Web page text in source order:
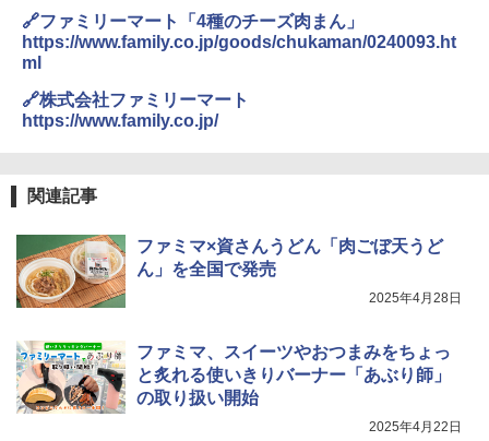
3
カップヌードル レギュラー 日清食品 カ
ップ麺 78g×20個
￥3,248
￥2,323
3
高効率 15L 一人暮らし 二人暮らし スチ
ーム調理 フラットテーブル トースト機
￥26,130
4
0℃ 1段調理 フラットテーブル 電子レン
ジ 赤外線センサー ノンフライ調理 簡単
お手入れ 小型 新生活 一人暮らし 二人暮
5
シャープ ウォーターオーブン ヘルシオ
AX-XJ1-B ブラック 30L 2段調理 コンベ
🔗ファミリーマート「4種のチーズ肉まん」
https://www.family.co.jp/goods/chukaman/0240093.ht
ml
🔗株式会社ファミリーマート
https://www.family.co.jp/
関連記事
ファミマ×資さんうどん「肉ごぼ天うど
ん」を全国で発売
2025年4月28日
ファミマ、スイーツやおつまみをちょっ
と炙れる使いきりバーナー「あぶり師」
の取り扱い開始
2025年4月22日